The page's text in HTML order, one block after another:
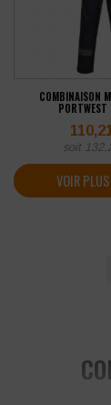
COMBINAISON
PORTWEST
soit
VOIR